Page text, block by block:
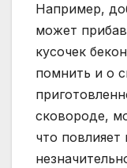
Например,
может
кусочек
помнить и о
сковороде,
что